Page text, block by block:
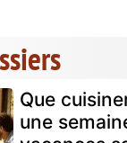
Que
une